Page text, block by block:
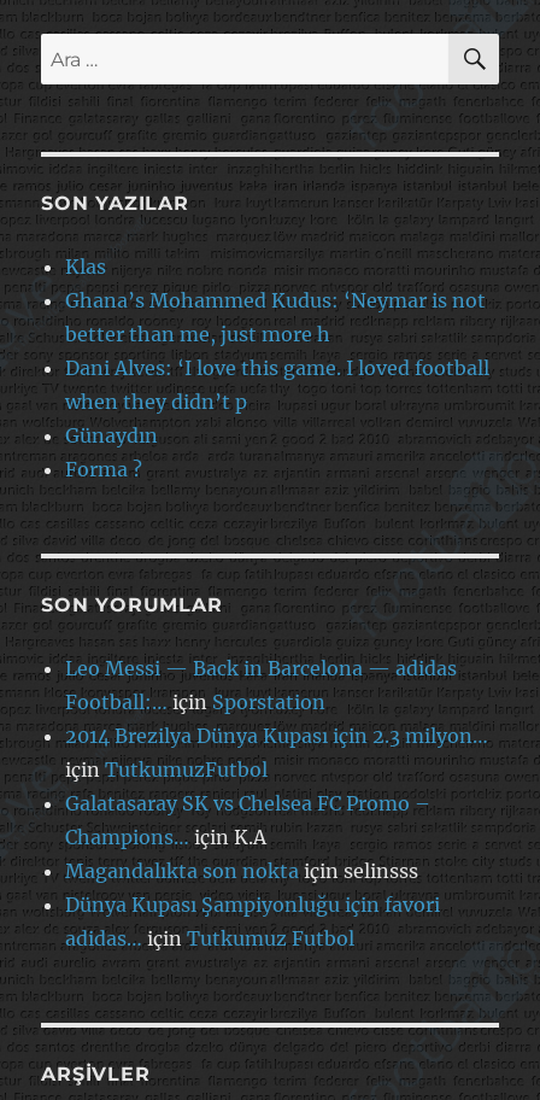
Ara:
SON YAZILAR
Klas
Ghana’s Mohammed Kudus: ‘Neymar is not
better than me, just more h
Dani Alves: ‘I love this game. I loved football
when they didn’t p
Günaydın
Forma ?
SON YORUMLAR
Leo Messi — Back in Barcelona — adidas
Football:…için Sporstation
2014 Brezilya Dünya Kupası için 2.3 milyon…
içinTutkumuzFutbol
Galatasaray SK vs Chelsea FC Promo –
Champions… içinK.A
Magandalıkta son noktaiçinselinsss
Dünya Kupası Şampiyonluğu için favori
adidas…içinTutkumuz Futbol
ARŞIVLER